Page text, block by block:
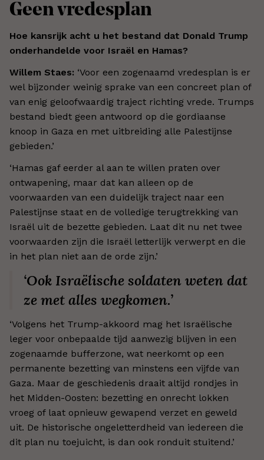
Geen vredesplan
Hoe kansrijk acht u het bestand dat Donald Trump
onderhandelde voor Israël en Hamas?
Willem Staes: ‘Voor een zogenaamd vredesplan is er
wel bijzonder weinig sprake van een concreet plan of
van enig geloofwaardig traject richting vrede. Trumps
bestand biedt geen antwoord op die gordiaanse
knoop in Gaza en met uitbreiding alle Palestijnse
gebieden.’
‘Hamas gaf eerder al aan te willen praten over
ontwapening, maar dat kan alleen op de
voorwaarden van een duidelijk traject naar een
Palestijnse staat en de volledige terugtrekking van
Israël uit de bezette gebieden. Laat dit nu net twee
voorwaarden zijn die Israël letterlijk verwerpt en die
in het plan niet aan de orde zijn.’
‘Ook Israëlische soldaten weten dat
ze met alles wegkomen.’
‘Volgens het Trump-akkoord mag het Israëlische
leger voor onbepaalde tijd aanwezig blijven in een
zogenaamde bufferzone, wat neerkomt op een
permanente bezetting van minstens een vijfde van
Gaza. Maar de geschiedenis draait altijd rondjes in
het Midden-Oosten: bezetting en onrecht lokken
vroeg of laat opnieuw gewapend verzet en geweld
uit. De historische ongeletterdheid van iedereen die
dit plan nu toejuicht, is dan ook ronduit stuitend.’